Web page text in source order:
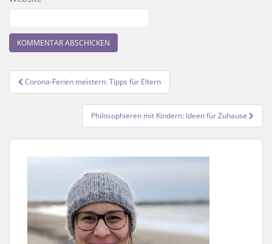
Beitragsnavigation
Corona-Ferien meistern: Tipps für Eltern
Philosophieren mit Kindern: Ideen für Zuhause